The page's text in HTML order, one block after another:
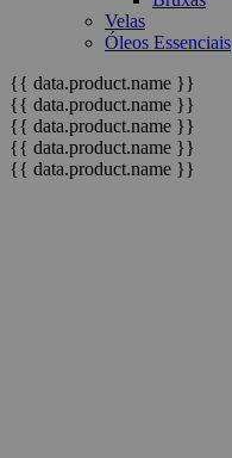
Velas
Óleos Essenciais
{{ data.product.name }}
{{ data.product.name }}
{{ data.product.name }}
{{ data.product.name }}
{{ data.product.name }}